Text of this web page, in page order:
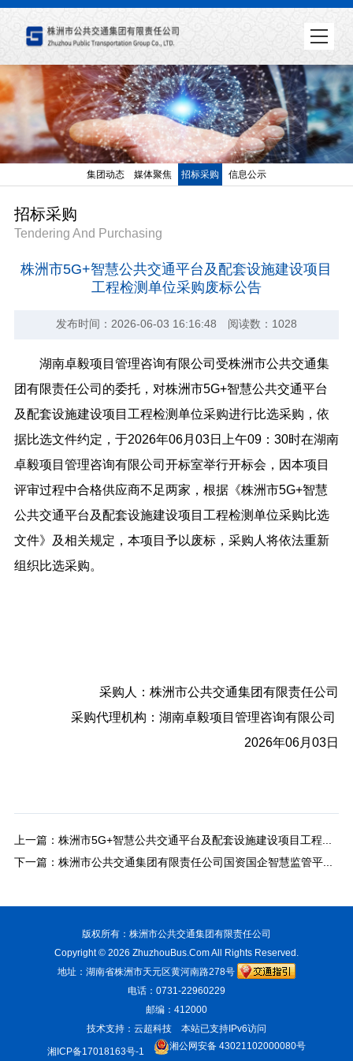
集团动态 媒体聚焦 招标采购 信息公示
招标采购
Tendering And Purchasing
株洲市5G+智慧公共交通平台及配套设施建设项目
工程检测单位采购废标公告
发布时间：2026-06-03 16:16:48 阅读数：1028
湖南卓毅项目管理咨询有限公司受株洲市公共交通集
团有限责任公司的委托，对株洲市5G+智慧公共交通平台
及配套设施建设项目工程检测单位采购进行比选采购，依
据比选文件约定，于2026年06月03日上午09：30时在湖南
卓毅项目管理咨询有限公司开标室举行开标会，因本项目
评审过程中合格供应商不足两家，根据《株洲市5G+智慧
公共交通平台及配套设施建设项目工程检测单位采购比选
文件》及相关规定，本项目予以废标，采购人将依法重新
组织比选采购。
采购人：株洲市公共交通集团有限责任公司
采购代理机构：湖南卓毅项目管理咨询有限公司
2026年06月03日
上一篇： 株洲市5G+智慧公共交通平台及配套设施建设项目工程检测单位采购比选公告（第二次）
下一篇： 株洲市公共交通集团有限责任公司国资国企智慧监管平台项目比选采购中标（成交）候选人公示
版权所有：株洲市公共交通集团有限责任公司
Copyright © 2026 ZhuzhouBus.ComAll Rights Reserved.
地址：湖南省株洲市天元区黄河南路278号
电话：0731-22960229
邮编：412000
技术支持：云超科技 本站已支持IPv6访问
湘ICP备17018163号-1
湘公网安备 43021102000080号